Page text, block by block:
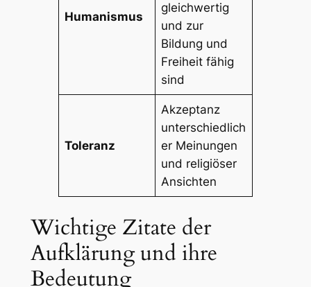
Humanismus
gleichwertig
und zur
Bildung und
Freiheit fähig
sind
Toleranz
Akzeptanz
unterschiedlich
er Meinungen
und religiöser
Ansichten
Wichtige Zitate der
Aufklärung und ihre
Bedeutung